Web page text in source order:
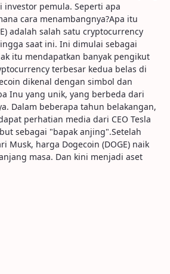
pemula. Seperti apa
cara menambangnya?Apa itu
adalah salah satu cryptocurrency
saat ini. Ini dimulai sebagai
itu mendapatkan banyak pengikut
terbesar kedua belas di
dikenal dengan simbol dan
Inu yang unik, yang berbeda dari
Dalam beberapa tahun belakangan,
perhatian media dari CEO Tesla
sebagai "bapak anjing".Setelah
Musk, harga Dogecoin (DOGE) naik
masa. Dan kini menjadi aset